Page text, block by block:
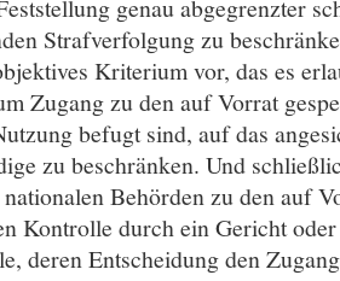
genau abgegrenzter
Strafverfolgung zu
Kriterium vor, das es
Zugang zu den auf Vorrat
befugt sind, auf das
zu beschränken. Und
Behörden zu den auf
Kontrolle durch ein Gericht
deren Entscheidung den